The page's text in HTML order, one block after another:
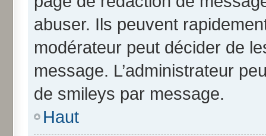
abuser. Ils peuvent
modérateur peut décider de
message. L’administrateur
de smileys par message.
Haut